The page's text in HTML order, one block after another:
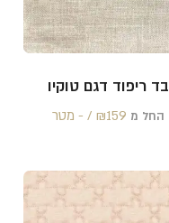
בד ריפוד דגם טוקיו
החל מ ₪159 /‏‏‎ ‎- מטר